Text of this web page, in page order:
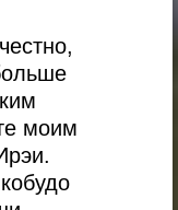
моим